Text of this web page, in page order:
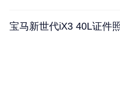
宝马新世代iX3 40L证件